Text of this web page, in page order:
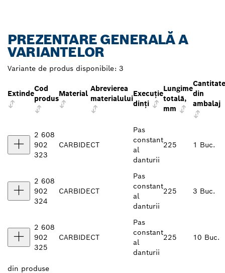
PREZENTARE GENERALĂ A
VARIANTELOR
Variante de produs disponibile: 3
Extinde
Cod
produs
Material
Abrevierea
materialului
Execuţie
dinţi
Lungime
totală,
mm
din
ambalaj
2 608
902
323
CARBIDECT
Pas
constant
al
danturii
225 1 Buc.
2 608
902
324
CARBIDECT
Pas
constant
al
danturii
225 3 Buc.
2 608
902
325
CARBIDECT
Pas
constant
al
danturii
225 10 Buc.
din produse